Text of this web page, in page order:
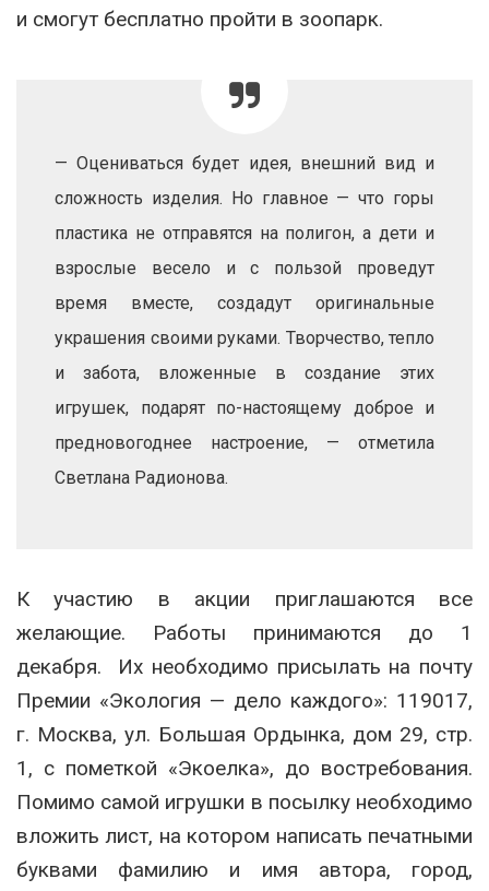
и смогут бесплатно пройти в зоопарк.
— Оцениваться будет идея, внешний вид и
сложность изделия. Но главное — что горы
пластика не отправятся на полигон, а дети и
взрослые весело и с пользой проведут
время вместе, создадут оригинальные
украшения своими руками. Творчество, тепло
и забота, вложенные в создание этих
игрушек, подарят по-настоящему доброе и
предновогоднее настроение, — отметила
Светлана Радионова.
К участию в акции приглашаются все
желающие. Работы принимаются до 1
декабря. Их необходимо присылать на почту
Премии «Экология — дело каждого»: 119017,
г. Москва, ул. Большая Ордынка, дом 29, стр.
1, с пометкой «Экоелка», до востребования.
Помимо самой игрушки в посылку необходимо
вложить лист, на котором написать печатными
буквами фамилию и имя автора, город,